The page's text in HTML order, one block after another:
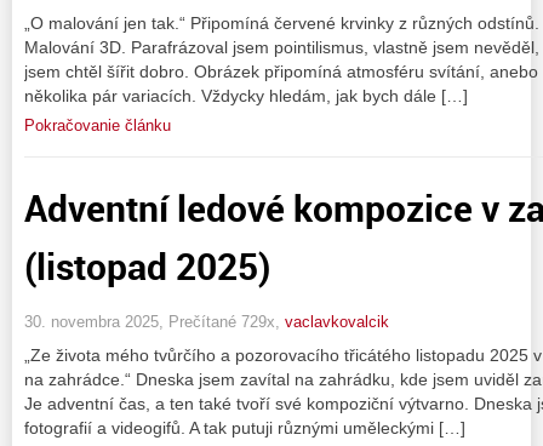
„O malování jen tak.“ Připomíná červené krvinky z různých
Malování 3D. Parafrázoval jsem pointilismus, vlastně jsem
jsem chtěl šířit dobro. Obrázek připomíná atmosféru svítání,
několika pár variacích. Vždycky hledám, jak bych dále […]
Pokračovanie článku
Adventní ledové kompozice v
(listopad 2025)
30. novembra 2025, Prečítané 729x, vaclavkovalcik
„Ze života mého tvůrčího a pozorovacího třicátého listopadu 2025
na zahrádce.“ Dneska jsem zavítal na zahrádku, kde jsem uviděl
Je adventní čas, a ten také tvoří své kompoziční výtvarno. Dneska
fotografií a videogifů. A tak putuji různými uměleckými […]